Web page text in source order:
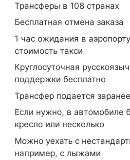
Трансферы в 108 странах
Бесплатная отмена заказа
1 час ожидания в
стоимость такси
Круглосуточная
поддержки бесплатно
Трансфер подается заранее
Если нужно, в автомобиле
кресло или несколько
Можно уехать с
например, с лыжами